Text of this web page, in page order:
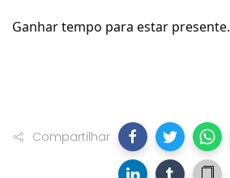
Ganhar tempo para estar presente.
Compartilhar